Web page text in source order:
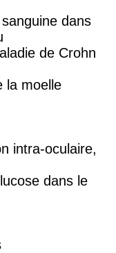
dans
de Crohn
la moelle
intra-oculaire,
dans le